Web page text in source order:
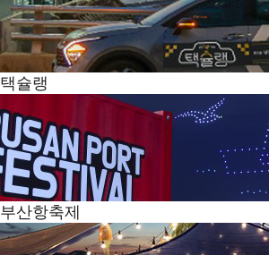
택슐랭
부산항축제